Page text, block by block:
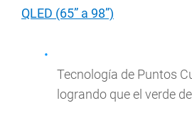
QLED (65” a 98”)
Tecnología de Puntos
logrando que el verde